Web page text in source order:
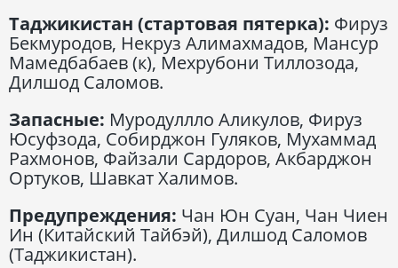
Таджикистан (стартовая пятерка): Фируз
Бекмуродов, Некруз Алимахмадов, Мансур
Мамедбабаев (к), Мехрубони Тиллозода,
Дилшод Саломов.
Запасные: Муродуллло Аликулов, Фируз
Юсуфзода, Собирджон Гуляков, Мухаммад
Рахмонов, Файзали Сардоров, Акбарджон
Ортуков, Шавкат Халимов.
Предупреждения: Чан Юн Суан, Чан Чиен
Ин (Китайский Тайбэй), Дилшод Саломов
(Таджикистан).